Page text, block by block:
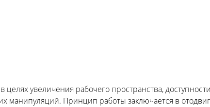
увеличения рабочего пространства,
Принцип работы заключается в